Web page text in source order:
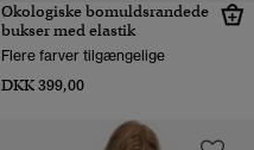
Økologiske bomuldsrandede
bukser med elastik
Flere farver tilgængelige
DKK 399,00